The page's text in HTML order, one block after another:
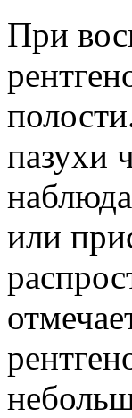
При
пазухи
или